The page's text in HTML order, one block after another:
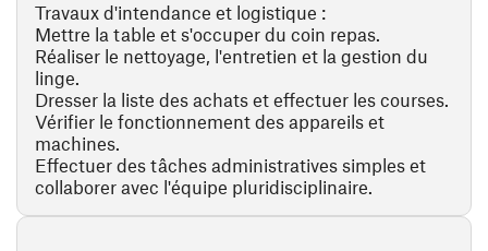
Travaux d'intendance et logistique :
Mettre la table et s'occuper du coin repas.
Réaliser le nettoyage, l'entretien et la gestion du
linge.
Dresser la liste des achats et effectuer les courses.
Vérifier le fonctionnement des appareils et
machines.
Effectuer des tâches administratives simples et
collaborer avec l'équipe pluridisciplinaire.